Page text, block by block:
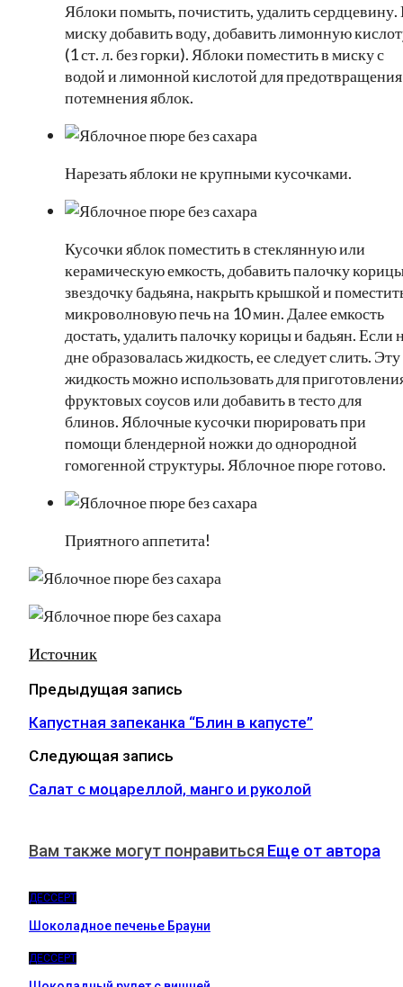
Яблоки помыть, почистить, удалить сердцевину.
миску добавить воду, добавить лимонную
(1 ст. л. без горки). Яблоки поместить в миску с
водой и лимонной кислотой для предотвращения
потемнения яблок.
Нарезать яблоки не крупными кусочками.
Кусочки яблок поместить в стеклянную или
керамическую емкость, добавить палочку
звездочку бадьяна, накрыть крышкой и
микроволновую печь на 10 мин. Далее емкость
достать, удалить палочку корицы и бадьян. Если
дне образовалась жидкость, ее следует слить. Эту
жидкость можно использовать для
фруктовых соусов или добавить в тесто для
блинов. Яблочные кусочки пюрировать при
помощи блендерной ножки до однородной
гомогенной структуры. Яблочное пюре готово.
Приятного аппетита!
Источник
Предыдущая запись
Капустная запеканка “Блин в капусте”
Следующая запись
Салат с моцареллой, манго и руколой
Вам также могут понравиться Еще от автора
ДЕССЕРТ
Шоколадное печенье Брауни
ДЕССЕРТ